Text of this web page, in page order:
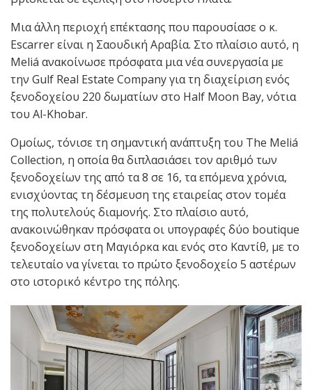
Μια άλλη περιοχή επέκτασης που παρουσίασε ο κ.
Escarrer είναι η Σαουδική Αραβία. Στο πλαίσιο αυτό, η
Meliá ανακοίνωσε πρόσφατα μια νέα συνεργασία με
την Gulf Real Estate Company για τη διαχείριση ενός
ξενοδοχείου 220 δωματίων στο Half Moon Bay, νότια
του Al-Khobar.
Ομοίως, τόνισε τη σημαντική ανάπτυξη του The Meliá
Collection, η οποία θα διπλασιάσει τον αριθμό των
ξενοδοχείων της από τα 8 σε 16, τα επόμενα χρόνια,
ενισχύοντας τη δέσμευση της εταιρείας στον τομέα
της πολυτελούς διαμονής. Στο πλαίσιο αυτό,
ανακοινώθηκαν πρόσφατα οι υπογραφές δύο boutique
ξενοδοχείων στη Μαγιόρκα και ενός στο Καντίθ, με το
τελευταίο να γίνεται το πρώτο ξενοδοχείο 5 αστέρων
στο ιστορικό κέντρο της πόλης.